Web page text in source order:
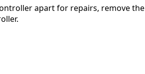
apart for repairs, remove the